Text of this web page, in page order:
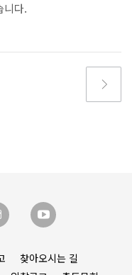
니다.
찾아오시는 길